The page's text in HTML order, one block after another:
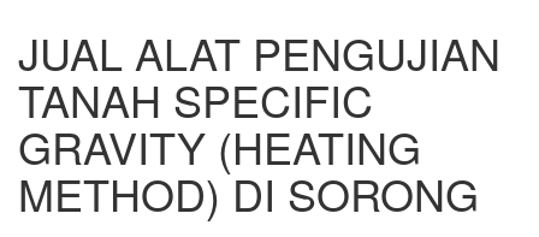
JUAL ALAT PENGUJIAN
TANAH SPECIFIC
GRAVITY (HEATING
METHOD) DI SORONG